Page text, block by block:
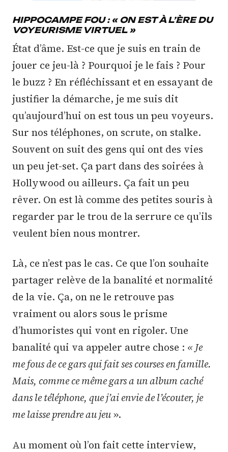
HIPPOCAMPE FOU : « ON EST À L’ÈRE DU
VOYEURISME VIRTUEL »
État d’âme. Est-ce que je suis en train de
jouer ce jeu-là ? Pourquoi je le fais ? Pour
le buzz ? En réfléchissant et en essayant de
justifier la démarche, je me suis dit
qu’aujourd’hui on est tous un peu voyeurs.
Sur nos téléphones, on scrute, on stalke.
Souvent on suit des gens qui ont des vies
un peu jet-set. Ça part dans des soirées à
Hollywood ou ailleurs. Ça fait un peu
rêver. On est là comme des petites souris à
regarder par le trou de la serrure ce qu’ils
veulent bien nous montrer.
Là, ce n’est pas le cas. Ce que l’on souhaite
partager relève de la banalité et normalité
de la vie. Ça, on ne le retrouve pas
vraiment ou alors sous le prisme
d’humoristes qui vont en rigoler. Une
banalité qui va appeler autre chose : « Je
me fous de ce gars qui fait ses courses en famille.
Mais, comme ce même gars a un album caché
dans le téléphone, que j’ai envie de l’écouter, je
me laisse prendre au jeu».
Au moment où l’on fait cette interview,